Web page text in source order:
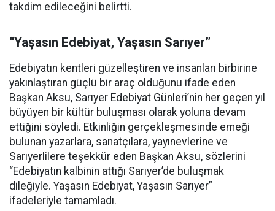
takdim edileceğini belirtti.
“Yaşasın Edebiyat, Yaşasın Sarıyer”
Edebiyatın kentleri güzelleştiren ve insanları birbirine
yakınlaştıran güçlü bir araç olduğunu ifade eden
Başkan Aksu, Sarıyer Edebiyat Günleri’nin her geçen yıl
büyüyen bir kültür buluşması olarak yoluna devam
ettiğini söyledi. Etkinliğin gerçekleşmesinde emeği
bulunan yazarlara, sanatçılara, yayınevlerine ve
Sarıyerlilere teşekkür eden Başkan Aksu, sözlerini
“Edebiyatın kalbinin attığı Sarıyer’de buluşmak
dileğiyle. Yaşasın Edebiyat, Yaşasın Sarıyer”
ifadeleriyle tamamladı.